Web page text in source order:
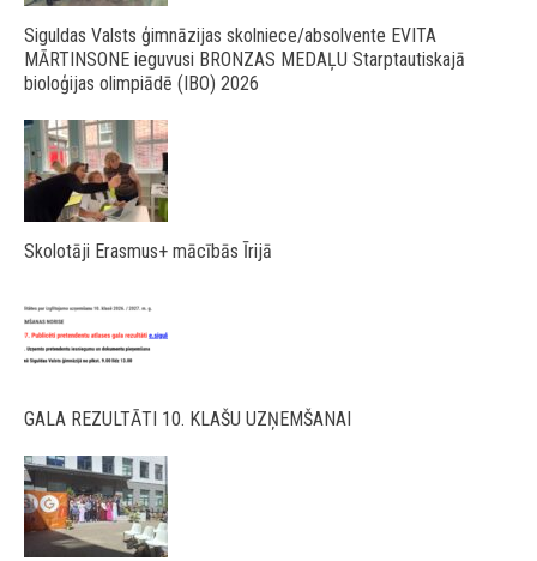
Siguldas Valsts ģimnāzijas skolniece/absolvente EVITA
MĀRTINSONE ieguvusi BRONZAS MEDAĻU Starptautiskajā
bioloģijas olimpiādē (IBO) 2026
Skolotāji Erasmus+ mācībās Īrijā
GALA REZULTĀTI 10. KLAŠU UZŅEMŠANAI